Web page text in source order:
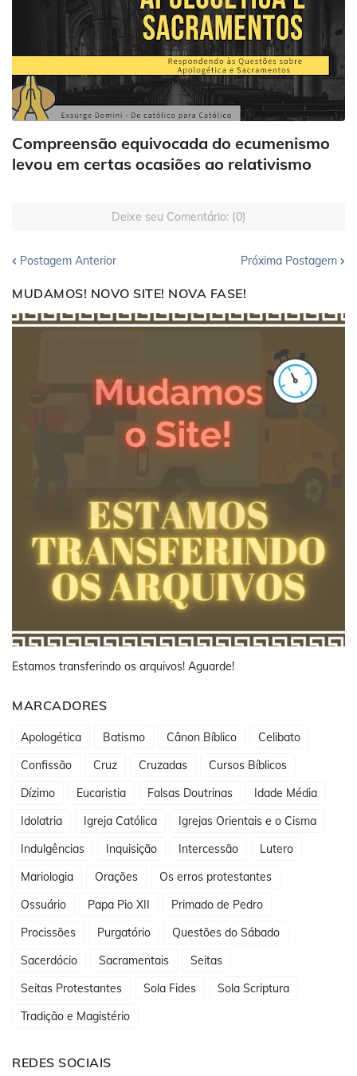
Compreensão equivocada do ecumenismo
levou em certas ocasiões ao relativismo
Deixe seu Comentário: (0)
Postagem Anterior Próxima Postagem
MUDAMOS! NOVO SITE! NOVA FASE!
Estamos transferindo os arquivos! Aguarde!
MARCADORES
Apologética Batismo Cânon Bíblico
Celibato
Confissão
Cruz Cruzadas
Cursos Bíblicos
Dízimo
Eucaristia Falsas Doutrinas
Idade Média
Idolatria
Igreja Católica
Igrejas Orientais e o Cisma
Indulgências
Inquisição Intercessão
Lutero
Mariologia
Orações
Os erros protestantes
Ossuário
Papa Pio XII
Primado de Pedro
Procissões
Purgatório
Questões do Sábado
Sacerdócio
Sacramentais
Seitas
Seitas Protestantes
Sola Fides
Sola Scriptura
Tradição e Magistério
REDES SOCIAIS